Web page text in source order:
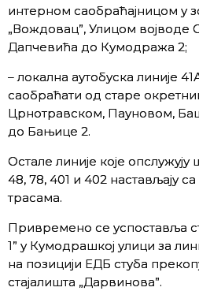
интерном саобраћајницом у
„Вождовац”, Улицом војводе
Дапчевића до Кумодража 2;
– локална аутобуска линије
саобраћати од старе
Црнотравском, Пауновом,
до Бањице 2.
Остале линије које
48, 78, 401 и 402 настављају
трасама.
Привремено се успоставља
1” у Кумодрашкој улици за
на позицији ЕДБ стуба
стајалишта „Дарвинова”.